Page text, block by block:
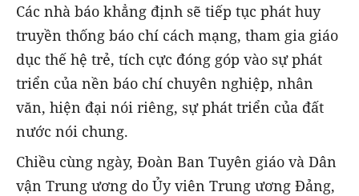
Các nhà báo khẳng định sẽ tiếp tục phát huy
truyền thống báo chí cách mạng, tham gia giáo
dục thế hệ trẻ, tích cực đóng góp vào sự phát
triển của nền báo chí chuyên nghiệp, nhân
văn, hiện đại nói riêng, sự phát triển của đất
nước nói chung.
Chiều cùng ngày, Đoàn Ban Tuyên giáo và Dân
vận Trung ương do Ủy viên Trung ương Đảng,